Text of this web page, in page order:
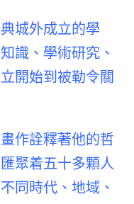
城外成立的學
識、學術研究、
開始到被勒令關
作詮釋著他的哲
聚着五十多顆人
同時代、地域、